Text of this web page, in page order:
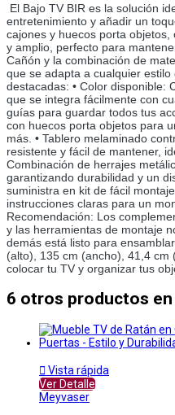
El Bajo TV BIR es la solución
entretenimiento y añadir un
cajones y huecos porta
y amplio, perfecto para
Cañón y la combinación de
que se adapta a cualquier
destacadas: • Color disponible:
que se integra fácilmente con
guías para guardar todos tus
con huecos porta objetos para
más. • Tablero melaminado
resistente y fácil de mantener,
Combinación de herrajes
garantizando durabilidad y un
suministra en kit de fácil
instrucciones claras para un
Recomendación: Los
y las herramientas de montaje
demás está listo para
(alto), 135 cm (ancho), 41,4 cm
colocar tu TV y organizar tus
6 otros productos
 Vista rápida
Ver Detalle
Meyvaser